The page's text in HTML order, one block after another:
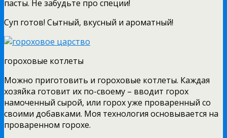
пасты. Не забудьте про специи!
Суп готов! Сытный, вкусный и ароматный!
гороховые котлеты
Можно приготовить и гороховые котлеты. Каждая
хозяйка готовит их по-своему – вводит горох
намоченный сырой, или горох уже проваренный со
своими добавками. Моя технология основывается на
проваренном горохе.